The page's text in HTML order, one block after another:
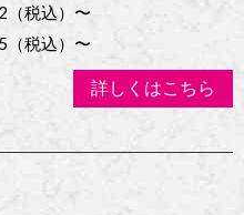
（税込）〜
（税込）〜
詳しくはこちら